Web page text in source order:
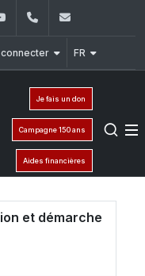
YouTube+961 (1) 421 240
FR
Je fais un don
Campagne 150 ans
Aides financières
et démarche